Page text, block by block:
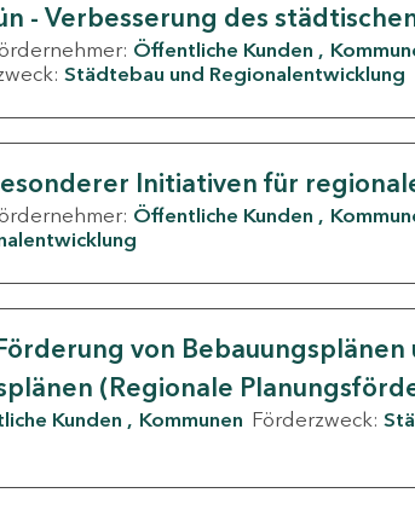
- Verbesserung des
Öffentliche Kunden
Städtebau und Regionalentwicklung
Initiativen für
Öffentliche Kunden
von Bebauungsplänen
(Regionale
Kunden Kommunen Förderzweck: